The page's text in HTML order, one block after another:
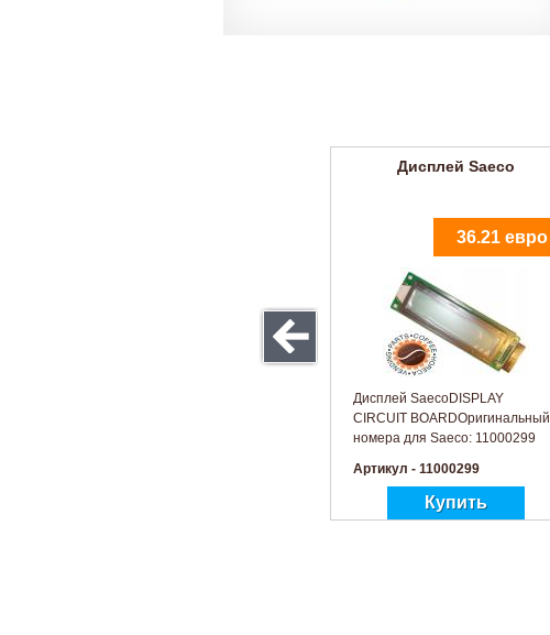
Дисплей Saeco
36.21 евро
Дисплей SaecoDISPLAY
CIRCUIT BOARDОригинальный
номера для Saeco: 11000299
Артикул - 11000299